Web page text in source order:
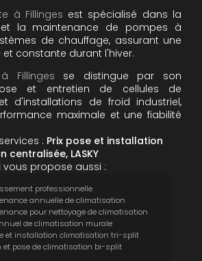
à Fillinges est spécialisé dans la
la maintenance de pompes à
de chauffage, assurant une
constante durant l'hiver.
Fillinges se distingue par son
et entretien de cellules de
d'installations de froid industriel,
maximale et une fiabilité
: Prix pose et installation
centralisée, LASKY
vous propose aussi :
professionnelle
annuelle de climatisation
pour nettoyage de climatisation
de climatisation murale
et installation climatisation tri-split
et pose de climatisation bi-split